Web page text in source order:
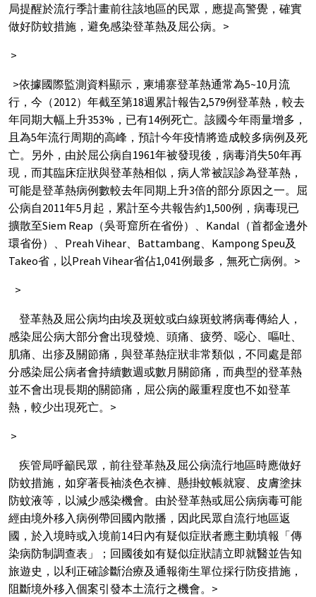
局提醒於流行季計畫前往該地區的民眾，應提高警覺，確實
做好防蚊措施，避免感染登革熱及屈公病。>
>
>依據國際監測資料顯示，柬埔寨登革熱通常為5~10月流
行，今（2012）年截至第18週累計報告2,579例登革熱，較去
年同期大幅上升353%，已有14例死亡。該國今年雨量增多，
且為5年流行周期的高峰，預計今年疫情將造成較多病例及死
亡。另外，由於屈公病自1961年被發現後，病毒消失50年再
現，而其臨床症狀與登革熱相似，病人常被誤診為登革熱，
可能是登革熱病例數較去年同期上升3倍的部分原因之一。屈
公病自2011年5月起，累計至今共報告約1,500例，病毒現已
擴散至Siem Reap（吳哥窟所在省份）、Kandal（首都金邊外
環省份）、Preah Vihear、Battambang、Kampong Speu及
Takeo省，以Preah Vihear省佔1,041例最多，無死亡病例。>
>
登革熱及屈公病均由埃及斑蚊或白線斑蚊將病毒傳給人，
感染屈公病大部分會出現發燒、頭痛、疲勞、噁心、嘔吐、
肌痛、出疹及關節痛，與登革熱症狀非常類似，不同處是部
分感染屈公病者會持續數週或數月關節痛，而典型的登革熱
並不會出現長期的關節痛，屈公病的嚴重程度也不如登革
熱，較少出現死亡。>
>
疾管局呼籲民眾，前往登革熱及屈公病流行地區時應做好
防蚊措施，如穿著長袖淡色衣褲、懸掛蚊帳就寢、皮膚塗抹
防蚊液等，以減少感染機會。由於登革熱或屈公病病毒可能
經由境外移入病例帶回國內散播，因此民眾自流行地區返
國，於入境時或入境前14日內有疑似症狀者應主動填報「傳
染病防制調查表」；回國後如有疑似症狀請立即就醫並告知
旅遊史，以利正確診斷治療及通報衛生單位採行防疫措施，
阻斷境外移入個案引發本土流行之機會。>